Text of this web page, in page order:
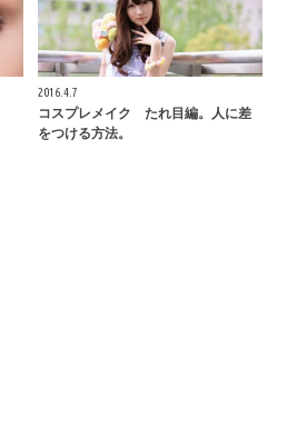
2016.4.7
コスプレメイク たれ目編。人に差
をつける方法。